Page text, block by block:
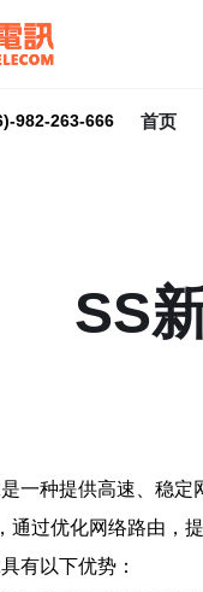
982-263-666 首页
SS
一种提供高速、稳
通过优化网络路由，
有以下优势：